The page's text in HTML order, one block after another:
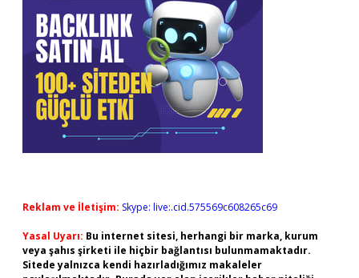
Reklam ve İletişim: Skype: live:.cid.575569c608265c69
Yasal Uyarı: Bu internet sitesi, herhangi bir marka, kurum
veya şahıs şirketi ile hiçbir bağlantısı bulunmamaktadır.
Sitede yalnızca kendi hazırladığımız makaleler